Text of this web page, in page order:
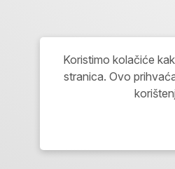
Koristimo kolačiće
stranica. Ovo